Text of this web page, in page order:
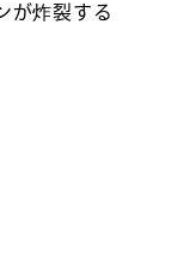
が炸裂する